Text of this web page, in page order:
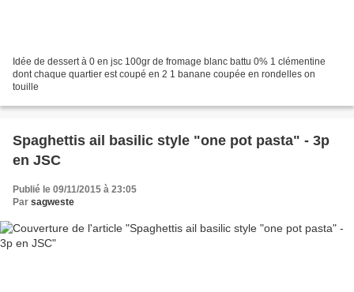
Idée de dessert à 0 en jsc 100gr de fromage blanc battu 0% 1 clémentine
dont chaque quartier est coupé en 2 1 banane coupée en rondelles on
touille
Spaghettis ail basilic style "one pot pasta" - 3p
en JSC
Publié le 09/11/2015 à 23:05
Par sagweste